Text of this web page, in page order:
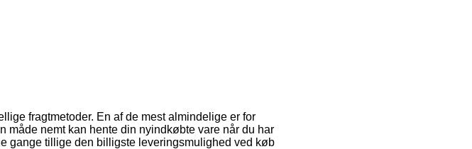
fragtmetoder. En af de mest almindelige er for
nemt kan hente din nyindkøbte vare når du har
gange tillige den billigste leveringsmulighed ved køb